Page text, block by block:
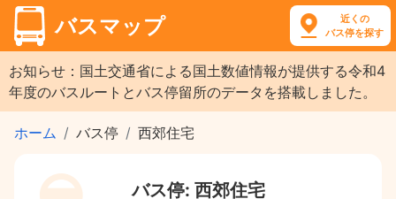
バスマップ
近くの
バス停を探す
お知らせ：国土交通省による国土数値情報が提供する令和4
年度のバスルートとバス停留所のデータを搭載しました。
ホーム バス停 西郊住宅
バス停: 西郊住宅